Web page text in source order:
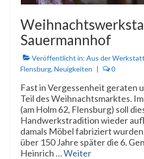
Sauermannhof
Veröffentlicht in: Aus der Werkstatt
Flensburg, Neuigkeiten | 0
Fast in Vergessenheit geraten
Teil des Weihnachtsmarktes.
(am Holm 62, Flensburg) soll
Handwerkstradition wieder
damals Möbel fabriziert
über 150 Jahre später die 6.
Heinrich …Weiter